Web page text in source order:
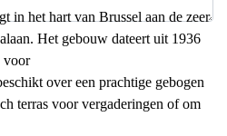
in het hart van Brussel aan de zeer
Het gebouw dateert uit 1936
voor
over een prachtige gebogen
terras voor vergaderingen of om